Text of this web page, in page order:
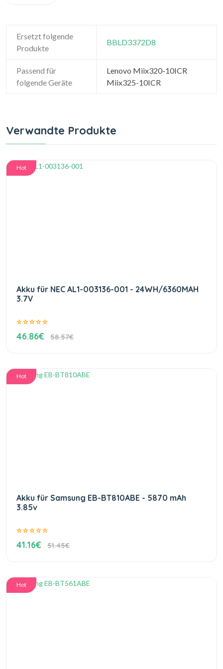
Ersetzt folgende
Produkte
BBLD3372D8
Passend für
folgende Geräte
Lenovo Miix320-10ICR
Miix325-10ICR
Verwandte Produkte
Hot
Akku für NEC AL1-003136-001 - 24WH/6360MAH
3.7V
46.86€ 58.57€
Hot
Akku für Samsung EB-BT810ABE - 5870 mAh
3.85v
41.16€ 51.45€
Hot